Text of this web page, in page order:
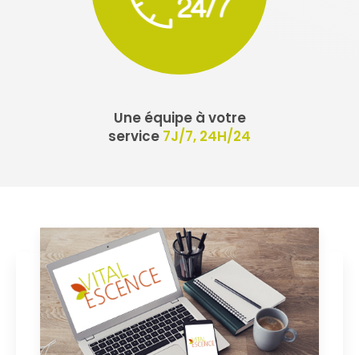
Une équipe à votre
service 7J/7, 24H/24